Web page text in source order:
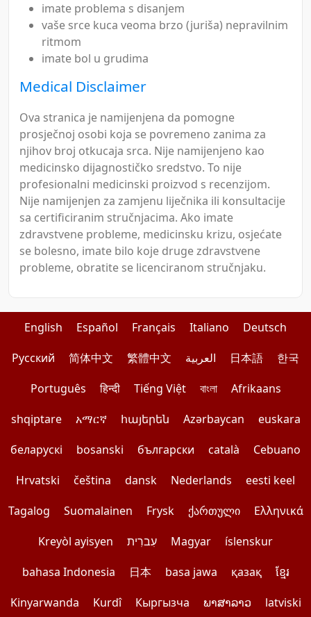
imate problema s disanjem
vaše srce kuca veoma brzo (juriša) nepravilnim
ritmom
imate bol u grudima
Medical Disclaimer
Ova stranica je namijenjena da pomogne
prosječnoj osobi koja se povremeno zanima za
njihov broj otkucaja srca. Nije namijenjeno kao
medicinsko dijagnostičko sredstvo. To nije
profesionalni medicinski proizvod s recenzijom.
Nije namijenjen za zamjenu liječnika ili konsultacije
sa certificiranim stručnjacima. Ako imate
zdravstvene probleme, medicinsku krizu, osjećate
se bolesno, imate bilo koje druge zdravstvene
probleme, obratite se licenciranom stručnjaku.
English Español Français Italiano
Deutsch
Pусский
简体中文 繁體中文 العربية 日本語
한국
Português
हिन्दी Tiếng Việt বাংলা
Afrikaans
shqiptare
አማርኛ հայերեն Azərbaycan
euskara
беларускі
bosanski български català
Cebuano
Hrvatski
čeština dansk Nederlands
eesti keel
Tagalog
Suomalainen Frysk ქართული
Ελληνικά
Kreyòl ayisyen
עִברִית Magyar
íslenskur
bahasa Indonesia
日本 basa jawa қазақ
ខ្មែរ
Kinyarwanda
Kurdî Кыргызча ພາສາລາວ latviski